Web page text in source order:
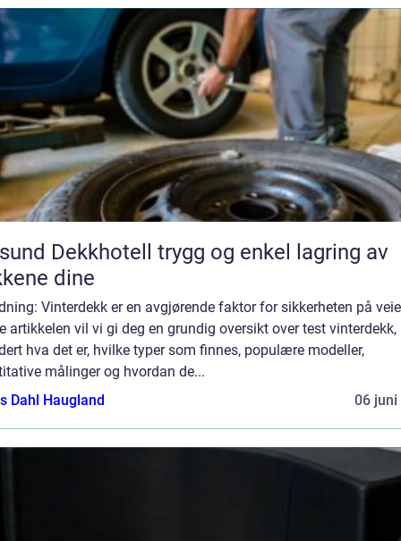
trygg og enkel lagring av
dine
Vinterdekk er en avgjørende faktor for sikkerheten på
artikkelen vil vi gi deg en grundig oversikt over test vinterdekk,
hva det er, hvilke typer som finnes, populære modeller,
målinger og hvordan de...
Dahl Haugland
06 juni